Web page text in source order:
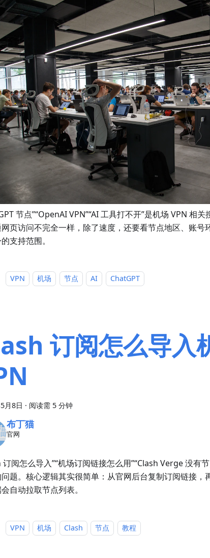
节点”“OpenAI VPN”“AI 工具打不开”是机场 VPN 相
页访问不完全一样，除了速度，还要看节点地区、账号
支持范围。
VPN 机场 节点 AI ChatGPT
订阅怎么导入
月8日 · 阅读需 5 分钟
布丁猫
官网
订阅怎么导入”“机场订阅链接怎么用”“Clash Verge 没有
题。核心逻辑其实很简单：从官网后台复制订阅链接，
自动拉取节点列表。
VPN 机场 Clash 节点 教程